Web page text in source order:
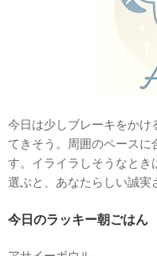
今日は少しブレーキをかけ
てきそう。周囲のペースに
す。イライラしそうなとき
選ぶと、あなたらしい誠実
今日のラッキー朝ごはん